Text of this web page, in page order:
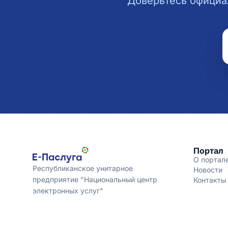
Республиканское унитарное
предприятие "Национальный центр
электронных услуг"
Портал
О
Новости
Контакты